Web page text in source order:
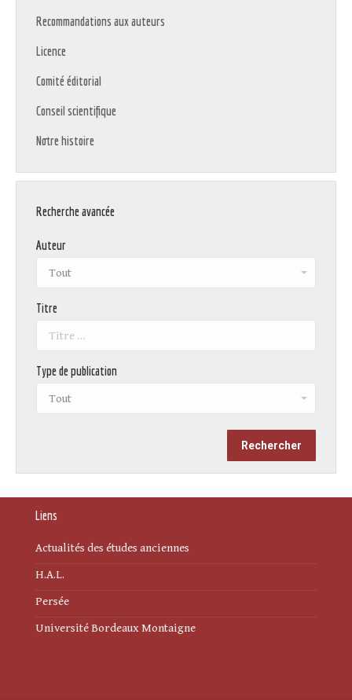
Recommandations aux auteurs
Licence
Comité éditorial
Conseil scientifique
Notre histoire
Recherche avancée
Auteur
Titre
Type de publication
Liens
Actualités des études anciennes
H.A.L.
Persée
Université Bordeaux Montaigne